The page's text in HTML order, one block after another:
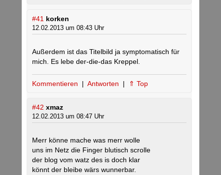
#41 korken
12.02.2013 um 08:43 Uhr
Außerdem ist das Titelbild ja symptomatisch für
mich. Es lebe der-die-das Kreppel.
Kommentieren | Antworten | ⇑ Top
#42 xmaz
12.02.2013 um 08:47 Uhr
Merr könne mache was merr wolle
uns im Netz die Finger blutisch scrolle
der blog vom watz des is doch klar
könnt der bleibe wärs wunnerbar.